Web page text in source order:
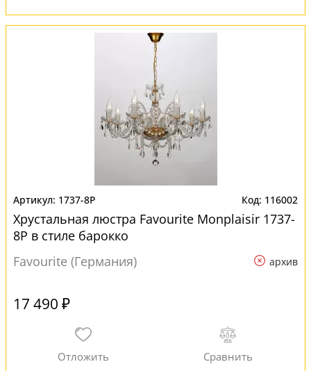
1737-8P 116002
Хрустальная люстра Favourite Мonplaisir 1737-
8P в стиле барокко
Favourite (Германия)
архив
17 490 ₽